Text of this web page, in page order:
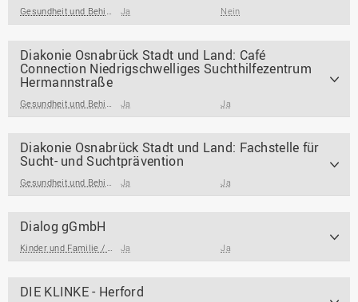
Gesundheit und Behinderung Ja Nein
Diakonie Osnabrück Stadt und Land: Café
Connection Niedrigschwelliges Suchthilfezentrum
Hermannstraße
Gesundheit und Behinderung Ja Ja
Diakonie Osnabrück Stadt und Land: Fachstelle für
Sucht- und Suchtprävention
Gesundheit und Behinderung Ja Ja
Dialog gGmbH
Kinder und Familie / Jugendarbeit / Jugendsozialarbeit Ja Ja
DIE KLINKE - Herford